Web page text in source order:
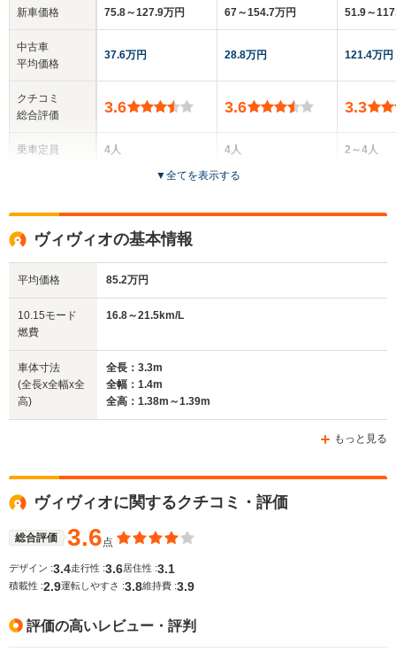
新車価格
中古車
平均価格
クチコミ
総合評価
乗車定員
サイズ
(全長x全幅x全高)
WLTCモード
燃費
75.8～127.9万円
37.6万円
3.6
4人
全高
1.38m～1.39m
全幅
1.4m
67～154.7万円
28.8万円
3.6
4人
3～5ドア
51.9～
121.4万円
3.3
2～4人
▼全てを表示する
ヴィヴィオの基本情報
平均価格 85.2万円
10.15モード
燃費
16.8～21.5km/L
車体寸法
(全長x全幅x全
高)
全長：3.3m
全幅：1.4m
全高：1.38m～1.39m
もっと見る
ヴィヴィオに関するクチコミ・評価
総合評価 3.6点
デザイン :3.4走行性 :3.6 居住性 :3.1
積載性 :2.9運転しやすさ :3.8維持費 :3.9
評価の高いレビュー・評判